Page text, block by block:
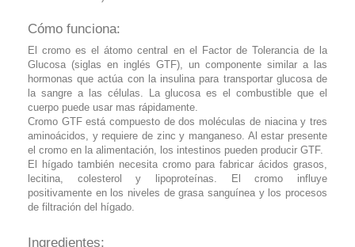
Cómo funciona:
El cromo es el átomo central en el Factor de Tolerancia de la
Glucosa (siglas en inglés GTF), un componente similar a las
hormonas que actúa con la insulina para transportar glucosa de
la sangre a las células. La glucosa es el combustible que el
cuerpo puede usar mas rápidamente.
Cromo GTF está compuesto de dos moléculas de niacina y tres
aminoácidos, y requiere de zinc y manganeso. Al estar presente
el cromo en la alimentación, los intestinos pueden producir GTF.
El hígado también necesita cromo para fabricar ácidos grasos,
lecitina, colesterol y lipoproteínas. El cromo influye
positivamente en los niveles de grasa sanguínea y los procesos
de filtración del hígado.
Ingredientes: